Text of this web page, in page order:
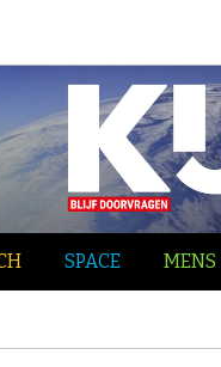
SPACE MENS